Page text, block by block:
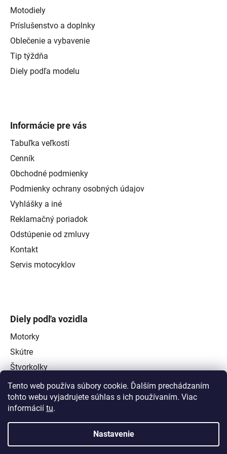
Tento web používa súbory cookie. Ďalším prechádzaním
tohto webu vyjadrujete súhlas s ich používaním. Viac
informácií tu.
Nastavenie
Motodiely
Príslušenstvo a doplnky
Oblečenie a vybavenie
Tip týždňa
Diely podľa modelu
Informácie pre vás
Tabuľka veľkostí
Cenník
Obchodné podmienky
Podmienky ochrany osobných údajov
Vyhlášky a iné
Reklamačný poriadok
Odstúpenie od zmluvy
Kontakt
Servis motocyklov
Diely podľa vozidla
Motorky
Skútre
Štvorkolky